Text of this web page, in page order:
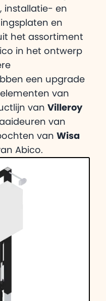
installatie- en
en
het assortiment
in het ontwerp
een upgrade
van
van Villeroy
van
van Wisa
Abico.